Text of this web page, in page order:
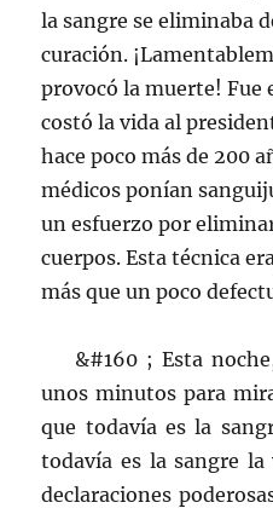
la sangre se eliminaba
curación.
provocó la muerte! Fue
costó la vida al
hace poco más de 200
médicos ponían
un esfuerzo por
cuerpos. Esta técnica
más que un poco
&#160 ; Esta
unos minutos para
que todavía es la
todavía es la sangre
declaraciones